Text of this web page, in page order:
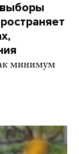
минимум